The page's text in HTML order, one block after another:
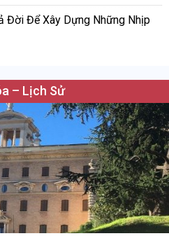
Đời Để Xây Dựng Những Nhịp
– Lịch Sử